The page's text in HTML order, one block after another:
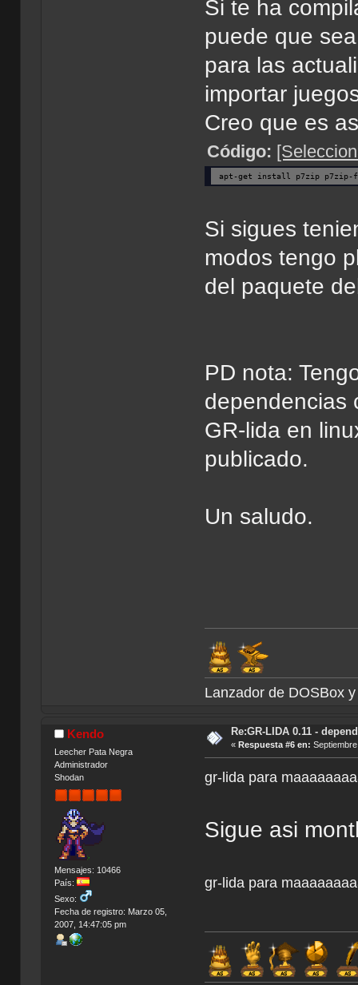
Si te ha
puede que
para las
importar
Creo que es
Código:
apt-get install p7zip
Si sigues
modos tengo
del paquete
PD nota:
dependencias
GR-lida en
publicado.
Un saludo.
Lanzador de DOSBox
Kendo
Leecher Pata Negra
Administrador
Shodan
Mensajes: 10466
País:
Sexo:
Fecha de registro: Marzo 05,
2007, 14:47:05 pm
Re:GR-LIDA 0.11 -
« Respuesta #6 en:
gr-lida para
Sigue asi
gr-lida para